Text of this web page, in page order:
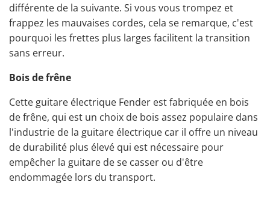
différente de la suivante. Si vous vous trompez et
frappez les mauvaises cordes, cela se remarque, c'est
pourquoi les frettes plus larges facilitent la transition
sans erreur.
Bois de frêne
Cette guitare électrique Fender est fabriquée en bois
de frêne, qui est un choix de bois assez populaire dans
l'industrie de la guitare électrique car il offre un niveau
de durabilité plus élevé qui est nécessaire pour
empêcher la guitare de se casser ou d'être
endommagée lors du transport.